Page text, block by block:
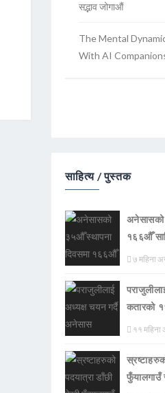
सद्भाव जोगाऔं
The Mental
With AI
साहित्य / पुस्तक
अनेसासको
१६६औँ
७ महिना
कतारको
११ महिना
फुँयालगाउँ